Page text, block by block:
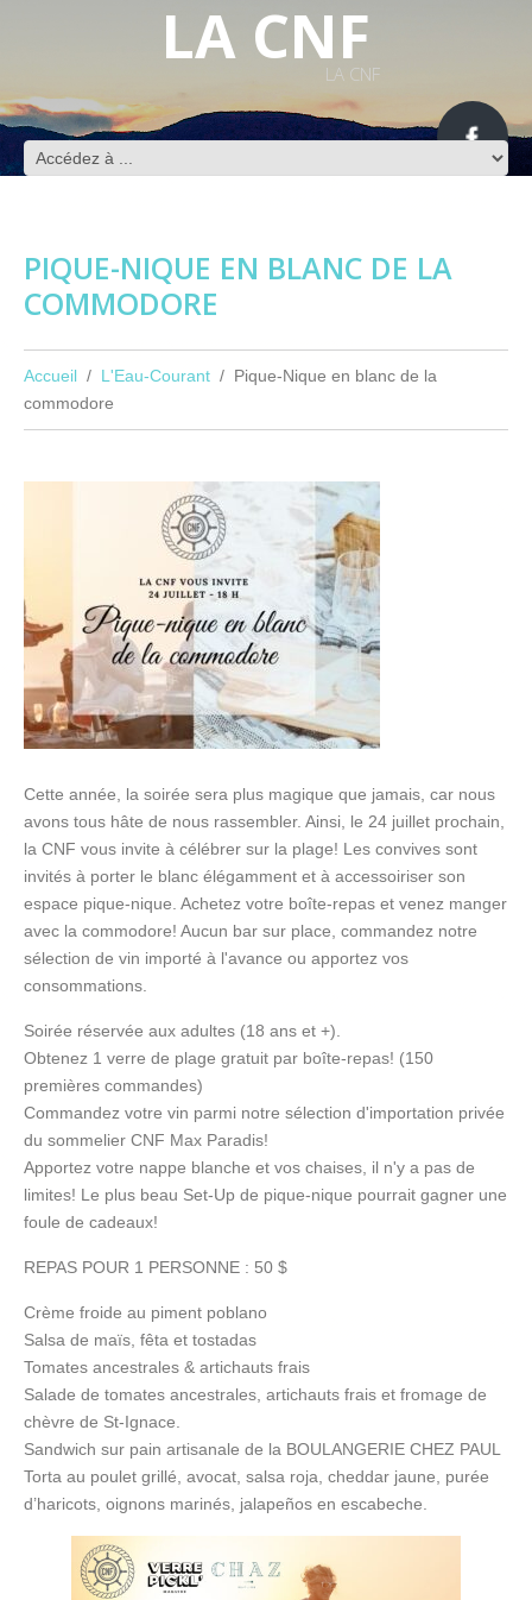
LA CNF
LA CNF
PIQUE-NIQUE EN BLANC DE LA
COMMODORE
Accueil L'Eau-Courant
Pique-Nique en blanc de la
commodore
Cette année, la soirée sera plus magique que jamais, car nous
avons tous hâte de nous rassembler. Ainsi, le 24 juillet prochain,
la CNF vous invite à célébrer sur la plage! Les convives sont
invités à porter le blanc élégamment et à accessoiriser son
espace pique-nique. Achetez votre boîte-repas et venez manger
avec la commodore! Aucun bar sur place, commandez notre
sélection de vin importé à l'avance ou apportez vos
consommations.
Soirée réservée aux adultes (18 ans et +).
Obtenez 1 verre de plage gratuit par boîte-repas! (150
premières commandes)
Commandez votre vin parmi notre sélection d'importation privée
du sommelier CNF Max Paradis!
Apportez votre nappe blanche et vos chaises, il n'y a pas de
limites! Le plus beau Set-Up de pique-nique pourrait gagner une
foule de cadeaux!
REPAS POUR 1 PERSONNE : 50 $
Crème froide au piment poblano
Salsa de maïs, fêta et tostadas
Tomates ancestrales & artichauts frais
Salade de tomates ancestrales, artichauts frais et fromage de
chèvre de St-Ignace.
Sandwich sur pain artisanale de la BOULANGERIE CHEZ PAUL
Torta au poulet grillé, avocat, salsa roja, cheddar jaune, purée
d’haricots, oignons marinés, jalapeños en escabeche.